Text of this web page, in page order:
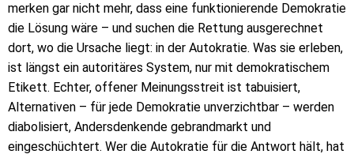
merken gar nicht mehr, dass eine funktionierende Demokratie
die Lösung wäre – und suchen die Rettung ausgerechnet
dort, wo die Ursache liegt: in der Autokratie. Was sie erleben,
ist längst ein autoritäres System, nur mit demokratischem
Etikett. Echter, offener Meinungsstreit ist tabuisiert,
Alternativen – für jede Demokratie unverzichtbar – werden
diabolisiert, Andersdenkende gebrandmarkt und
eingeschüchtert. Wer die Autokratie für die Antwort hält, hat